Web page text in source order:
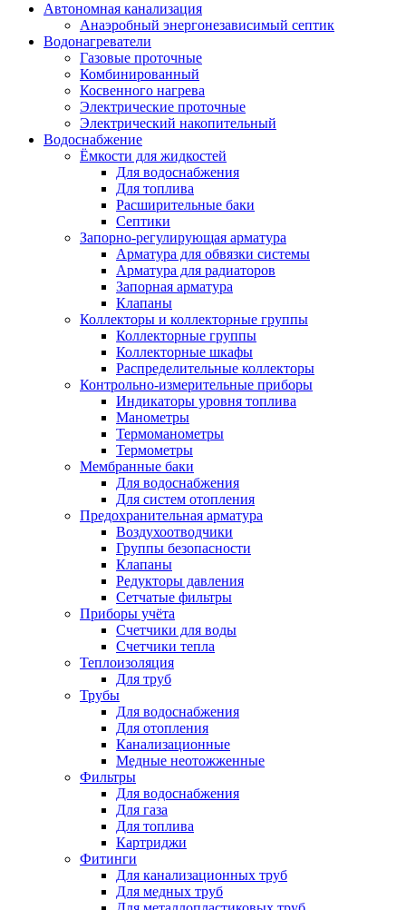
Автономная канализация
Анаэробный энергонезависимый септик
Водонагреватели
Газовые проточные
Комбинированный
Косвенного нагрева
Электрические проточные
Электрический накопительный
Водоснабжение
Ёмкости для жидкостей
Для водоснабжения
Для топлива
Расширительные баки
Септики
Запорно-регулирующая арматура
Арматура для обвязки системы
Арматура для радиаторов
Запорная арматура
Клапаны
Коллекторы и коллекторные группы
Коллекторные группы
Коллекторные шкафы
Распределительные коллекторы
Контрольно-измерительные приборы
Индикаторы уровня топлива
Манометры
Термоманометры
Термометры
Мембранные баки
Для водоснабжения
Для систем отопления
Предохранительная арматура
Воздухоотводчики
Группы безопасности
Клапаны
Редукторы давления
Сетчатые фильтры
Приборы учёта
Счетчики для воды
Счетчики тепла
Теплоизоляция
Для труб
Трубы
Для водоснабжения
Для отопления
Канализационные
Медные неотожженные
Фильтры
Для водоснабжения
Для газа
Для топлива
Картриджи
Фитинги
Для канализационных труб
Для медных труб